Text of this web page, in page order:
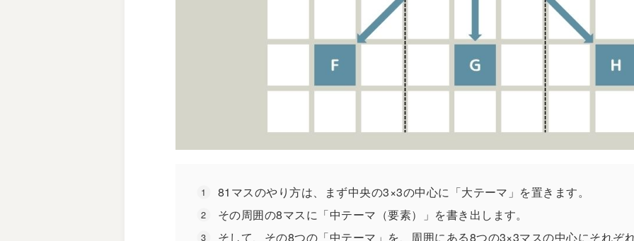
81マスのやり方は、まず中央の3×3の中心に「大テーマ」を置きます。
その周囲の8マスに「中テーマ（要素）」を書き出します。
そして、その8つの「中テーマ」を、周囲にある8つの3×3マスの中心にそれぞ